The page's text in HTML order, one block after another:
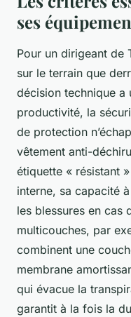
ses
Pour un dirigeant de
sur le terrain que
décision technique a
productivité, la
de protection
vêtement anti-
étiquette « résistant
interne, sa capacité
les blessures en cas
multicouches, par
combinent une
membrane
qui évacue la
garantit à la fois la